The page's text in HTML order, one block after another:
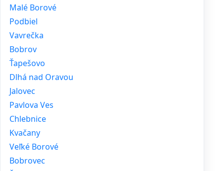
Malé Borové
Podbiel
Vavrečka
Bobrov
Ťapešovo
Dlhá nad Oravou
Jalovec
Pavlova Ves
Chlebnice
Kvačany
Veľké Borové
Bobrovec